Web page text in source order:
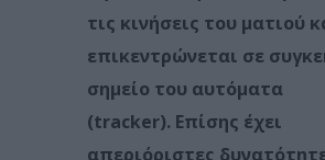
τις κινήσεις του ματιού
επικεντρώνεται σε
σημείο του αυτόματα
(tracker). Επίσης έχει
απεριόριστες